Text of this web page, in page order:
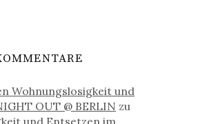
Wohnungslosigkeit und
OUT @ BERLIN zu
und Entsetzen im